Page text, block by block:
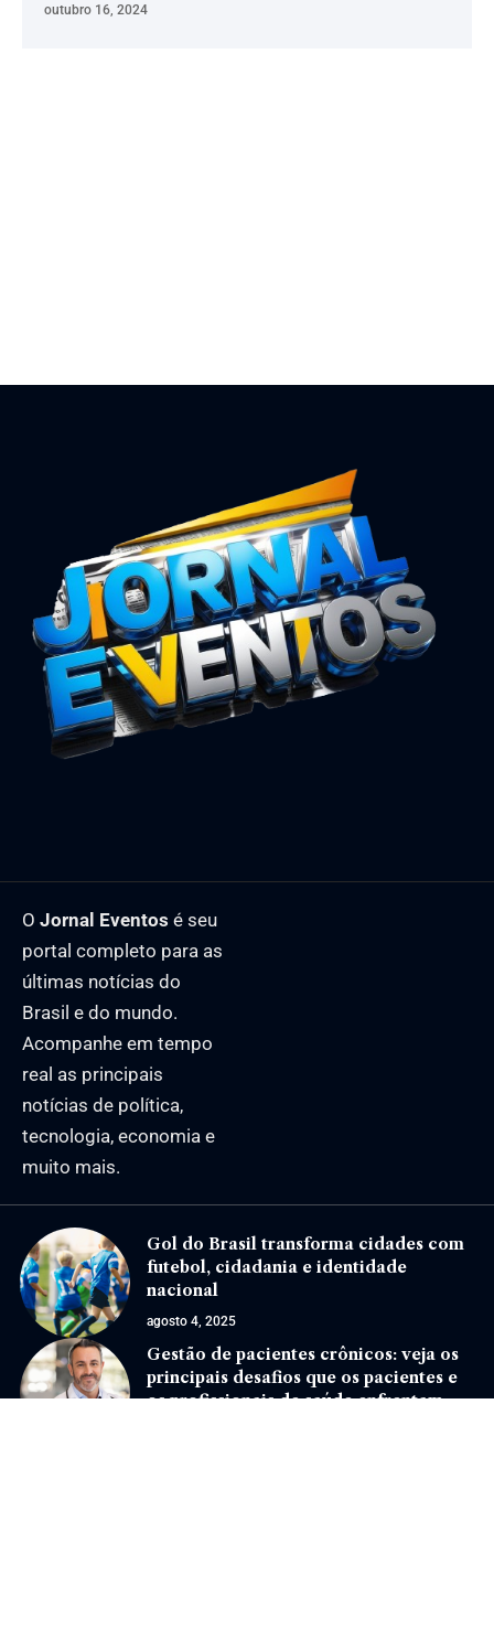
outubro 16, 2024
O Jornal Eventos é seu
portal completo para as
últimas notícias do
Brasil e do mundo.
Acompanhe em tempo
real as principais
notícias de política,
tecnologia, economia e
muito mais.
Gol do Brasil transforma cidades com
futebol, cidadania e identidade
nacional
agosto 4, 2025
Gestão de pacientes crônicos: veja os
principais desafios que os pacientes e
os profissionais de saúde enfrentam